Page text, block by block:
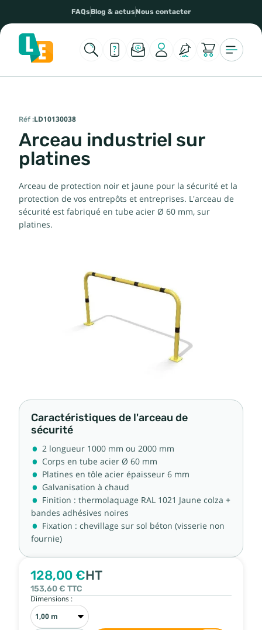
FAQsBlog & actusNous contacter
Réf :LD10130038
Arceau industriel sur
platines
Arceau de protection noir et jaune pour la sécurité et la
protection de vos entrepôts et entreprises. L'arceau de
sécurité est fabriqué en tube acier Ø 60 mm, sur
platines.
Caractéristiques de l'arceau de
sécurité
2 longueur 1000 mm ou 2000 mm
Corps en tube acier Ø 60 mm
Platines en tôle acier épaisseur 6 mm
Galvanisation à chaud
Finition : thermolaquage RAL 1021 Jaune colza +
bandes adhésives noires
Fixation : chevillage sur sol béton (visserie non
fournie)
128,00 €HT
153,60 € TTC
Dimensions :